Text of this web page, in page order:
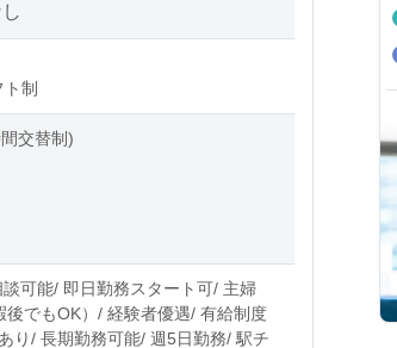
制
交替制)
可能/ 即日勤務スタート可/ 主婦
でもOK）/ 経験者優遇/ 有給制度
り/ 長期勤務可能/ 週5日勤務/ 駅チ